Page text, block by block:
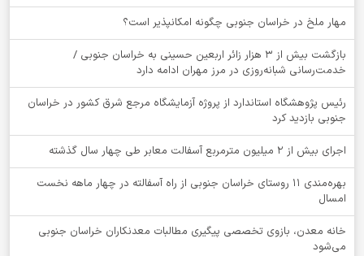
‌مهار ملخ در خراسان جنوبی چگونه امکانپذیر است؟
بازگشت بیش از ۳ هزار زائر اربعین حسینی به خراسان جنوبی /
خدمت‌رسانی شبانه‌روزی در مرز مهران ادامه دارد
رئیس پژوهشگاه استاندارد از پروژه آزمایشگاه مرجع شرق کشور در خراسان
جنوبی بازدید کرد
اجرای بیش از ۲ میلیون مترمربع آسفالت معابر طی چهار سال گذشته
بهره‌مندی ۱۱ روستای خراسان جنوبی از راه آسفالته در چهار ماهه نخست
امسال
خانه معدن، بازوی تخصصی پیگیری مطالبات معدنکاران خراسان جنوبی
می‌شود